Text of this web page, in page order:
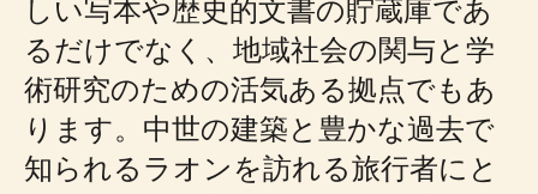
しい写本や歴史的文書の貯蔵庫であ
るだけでなく、地域社会の関与と学
術研究のための活気ある拠点でもあ
ります。中世の建築と豊かな過去で
知られるラオンを訪れる旅行者にと